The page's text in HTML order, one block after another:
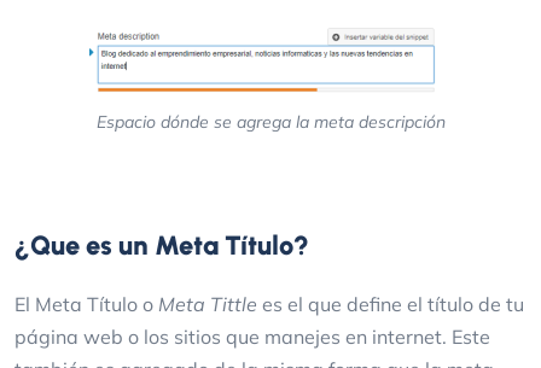
Espacio dónde se agrega la meta descripción
¿Que es un Meta Título?
El Meta Título o Meta Tittle es el que define el título de tu
página web o los sitios que manejes en internet. Este